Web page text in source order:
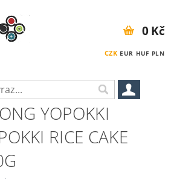
CZK EUR HUF PLN
0 Kč
YOPOKKI
RICE CAKE